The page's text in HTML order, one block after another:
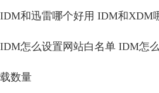
IDM和迅雷哪个好用 IDM和XDM
IDM怎么设置网站白名单 IDM怎
载数量